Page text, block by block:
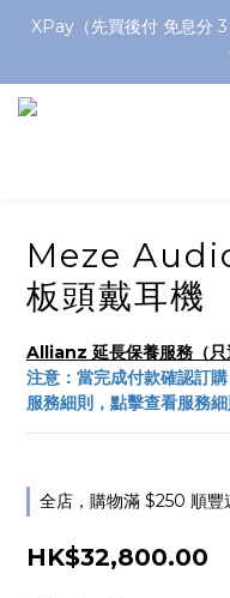
網店購滿
XPay（先買後付 免息分
Meze
板頭戴耳機
Allianz 延長保養服務（只
注意：當完成付款確認訂
服務細則，點擊查看服務細
全店，購物滿 $250 順豐
HK$32,800.00